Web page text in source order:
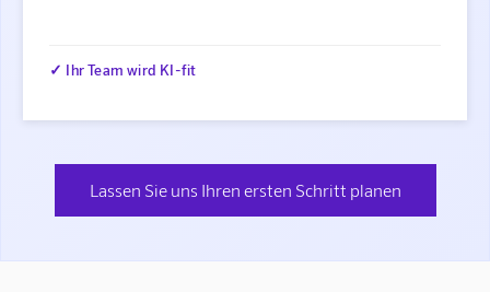
✓ Ihr Team wird KI-fit
Lassen Sie uns Ihren ersten Schritt planen